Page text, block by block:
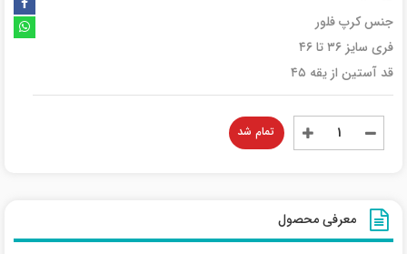
جنس کرپ فلور
فری سایز ۳۶ تا ۴۶
قد آستین از یقه ۴۵
تمام شد
معرفی محصول